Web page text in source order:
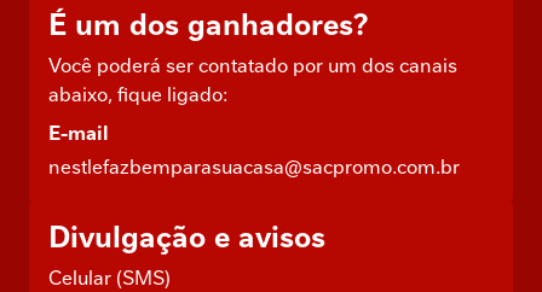
É um dos ganhadores?
Você poderá ser contatado por um dos canais
abaixo, fique ligado:
E-mail
nestlefazbemparasuacasa@sacpromo.com.br
Divulgação e avisos
Celular (SMS)